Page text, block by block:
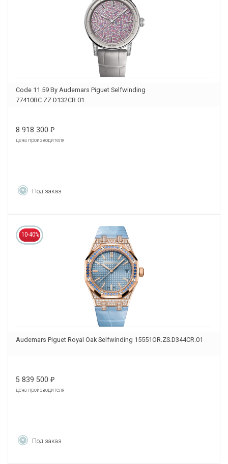
Code 11.59 By Audemars Piguet Selfwinding
77410BC.ZZ.D132CR.01
8 918 300 ₽
цена производителя
Под заказ
10-40%
Audemars Piguet Royal Oak Selfwinding 15551OR.ZS.D344CR.01
5 839 500 ₽
цена производителя
Под заказ